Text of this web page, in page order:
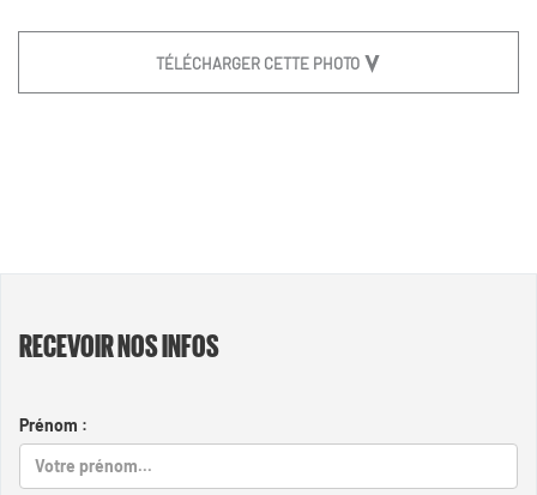
TÉLÉCHARGER CETTE PHOTO
RECEVOIR NOS INFOS
Prénom :